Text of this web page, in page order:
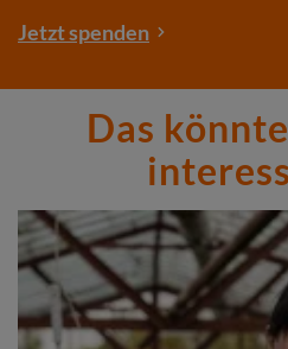
Jetzt spenden
Das